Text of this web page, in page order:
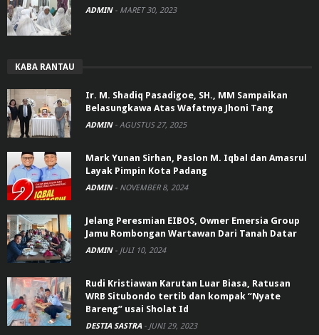
ADMIN - MARET 30, 2023
KABA RANTAU
Ir. M. Shadiq Pasadigoe, SH., MM Sampaikan
Belasungkawa Atas Wafatnya Jhoni Tang
ADMIN - AGUSTUS 27, 2025
Mark Yunan Sirhan, Paslon M. Iqbal dan Amasrul
Layak Pimpin Kota Padang
ADMIN - NOVEMBER 8, 2024
Jelang Peresmian EIBOS, Owner Emersia Group
Jamu Rombongan Wartawan Dari Tanah Datar
ADMIN - JULI 10, 2024
Rudi Kristiawan Karutan Luar Biasa, Ratusan
WRB Situbondo tertib dan kompak “Nyate
Bareng” usai Sholat Id
DESTIA SASTRA - JUNI 29, 2023